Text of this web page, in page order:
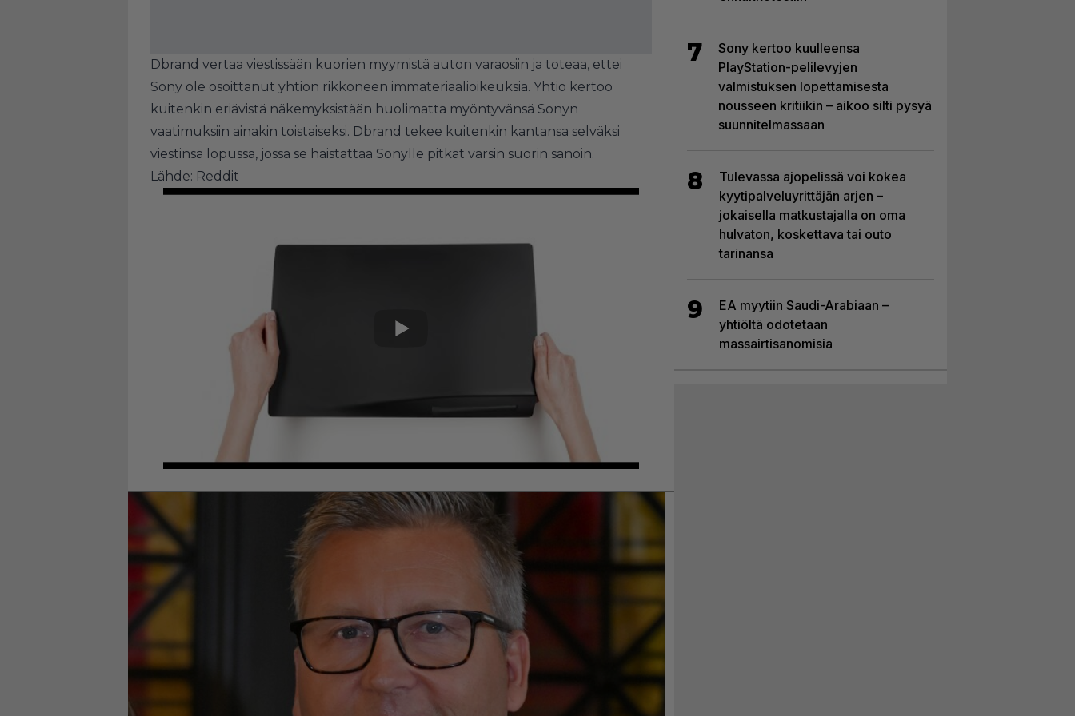
Dbrand vertaa viestissään kuorien myymistä auton varaosiin ja toteaa, ettei
Sony ole osoittanut yhtiön rikkoneen immateriaalioikeuksia. Yhtiö kertoo
kuitenkin eriävistä näkemyksistään huolimatta myöntyvänsä Sonyn
vaatimuksiin ainakin toistaiseksi. Dbrand tekee kuitenkin kantansa selväksi
viestinsä lopussa, jossa se haistattaa Sonylle pitkät varsin suorin sanoin.
Lähde: Reddit
7
Sony kertoo kuulleensa
PlayStation-pelilevyjen
valmistuksen lopettamisesta
nousseen kritiikin – aikoo silti pysyä
suunnitelmassaan
8
Tulevassa ajopelissä voi kokea
kyytipalveluyrittäjän arjen –
jokaisella matkustajalla on oma
hulvaton, koskettava tai outo
tarinansa
9
EA myytiin Saudi-Arabiaan –
yhtiöltä odotetaan
massairtisanomisia